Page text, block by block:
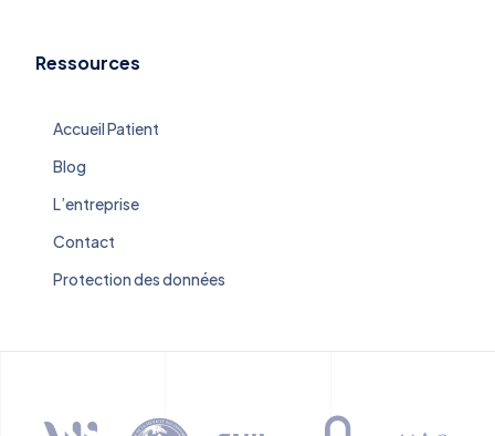
Ressources
Accueil Patient
Blog
L’entreprise
Contact
Protection des données